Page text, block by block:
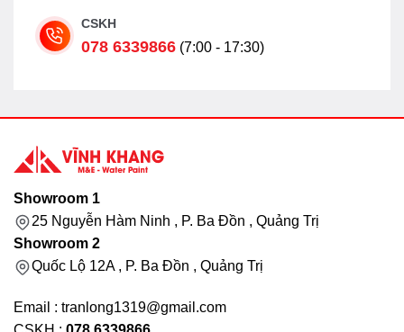
CSKH
078 6339866 (7:00 - 17:30)
Showroom 1
25 Nguyễn Hàm Ninh , P. Ba Đồn , Quảng Trị
Showroom 2
Quốc Lộ 12A , P. Ba Đồn , Quảng Trị
Email : tranlong1319@gmail.com